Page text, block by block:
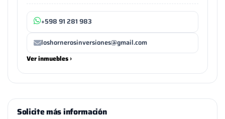
+598 91 281 983
loshornerosinversiones@gmail.com
Ver inmuebles ›
Solicite más información